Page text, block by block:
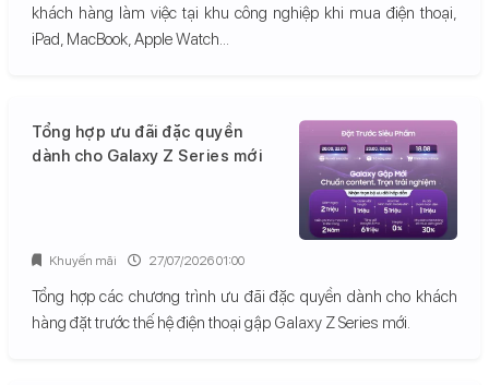
khách hàng làm việc tại khu công nghiệp khi mua điện thoại,
iPad, MacBook, Apple Watch...
Tổng hợp ưu đãi đặc quyền
dành cho Galaxy Z Series mới
Tổng hợp các chương trình ưu đãi đặc quyền dành cho khách
hàng đặt trước thế hệ điện thoại gập Galaxy Z Series mới.
Khuyến mãi 27/07/2026 01:00